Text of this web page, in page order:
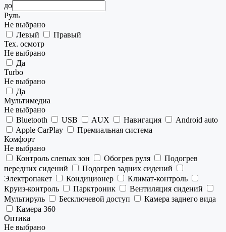
до
Руль
Не выбрано
Левый
Правый
Тех. осмотр
Не выбрано
Да
Turbo
Не выбрано
Да
Мультимедиа
Не выбрано
Bluetooth
USB AUX Навигация
Android auto
Apple CarPlay
Премиальная система
Комфорт
Не выбрано
Контроль слепых зон
Обогрев руля
Подогрев
передних сидений
Подогрев задних сидений
Электропакет
Кондиционер
Климат-контроль
Круиз-контроль
Парктроник
Вентиляция сидений
Мультируль
Бесключевой доступ
Камера заднего вида
Камера 360
Оптика
Не выбрано